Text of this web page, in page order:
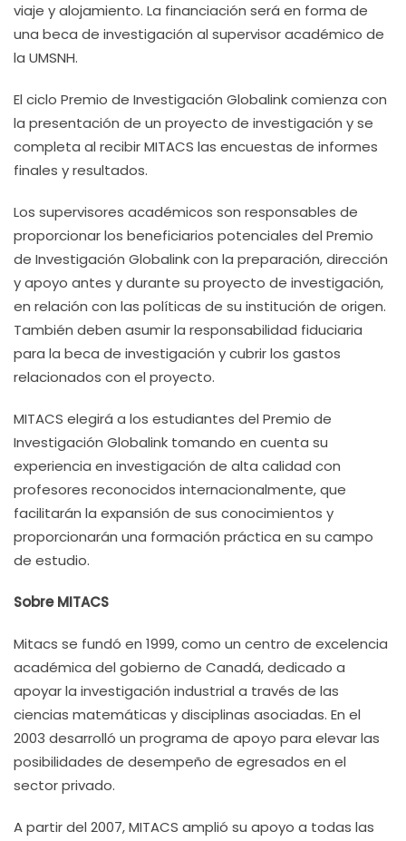
viaje y alojamiento. La financiación será en forma de
una beca de investigación al supervisor académico de
la UMSNH.
El ciclo Premio de Investigación Globalink comienza con
la presentación de un proyecto de investigación y se
completa al recibir MITACS las encuestas de informes
finales y resultados.
Los supervisores académicos son responsables de
proporcionar los beneficiarios potenciales del Premio
de Investigación Globalink con la preparación, dirección
y apoyo antes y durante su proyecto de investigación,
en relación con las políticas de su institución de origen.
También deben asumir la responsabilidad fiduciaria
para la beca de investigación y cubrir los gastos
relacionados con el proyecto.
MITACS elegirá a los estudiantes del Premio de
Investigación Globalink tomando en cuenta su
experiencia en investigación de alta calidad con
profesores reconocidos internacionalmente, que
facilitarán la expansión de sus conocimientos y
proporcionarán una formación práctica en su campo
de estudio.
Sobre MITACS
Mitacs se fundó en 1999, como un centro de excelencia
académica del gobierno de Canadá, dedicado a
apoyar la investigación industrial a través de las
ciencias matemáticas y disciplinas asociadas. En el
2003 desarrolló un programa de apoyo para elevar las
posibilidades de desempeño de egresados en el
sector privado.
A partir del 2007, MITACS amplió su apoyo a todas las